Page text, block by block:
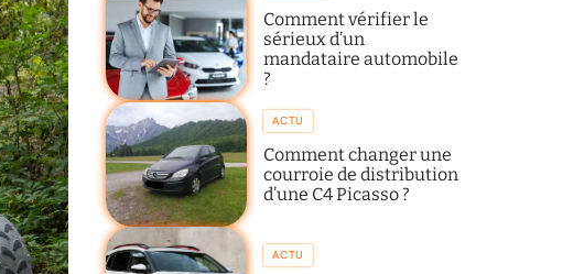
Comment vérifier le
sérieux d’un
mandataire automobile
?
ACTU
Comment changer une
courroie de distribution
d’une C4 Picasso ?
ACTU